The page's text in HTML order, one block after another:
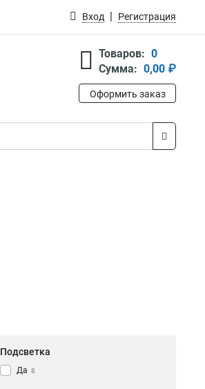
Вход Регистрация
Товаров: 0
Сумма: 0,00 ₽
Оформить заказ
Подсветка
Да 8